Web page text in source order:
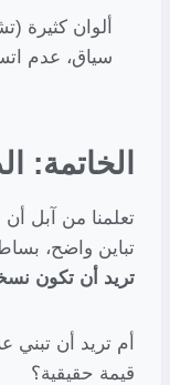
ألوان كثيرة
سياق، عدم
الخاتمة:
تعلمنا من آبل أن
تباين واضح،
تريد أن تكون
أم تريد أن تبني
قيمة حقيقية؟